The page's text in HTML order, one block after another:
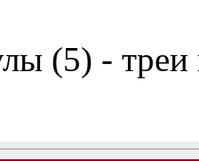
(5) - треи